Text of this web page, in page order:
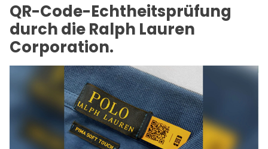
QR-Code-Echtheitsprüfung
durch die Ralph Lauren
Corporation.